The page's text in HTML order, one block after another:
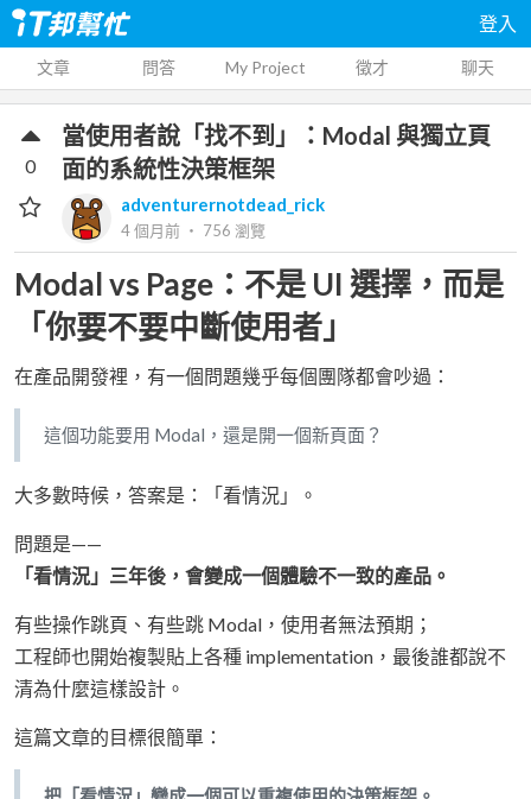
登入
文章 問答 My Project 徵才 聊天
當使用者說「找不到」：Modal 與獨立頁
面的系統性決策框架
adventurernotdead_rick
4 個月前 ‧ 756 瀏覽
0
Modal vs Page：不是 UI 選擇，而是
「你要不要中斷使用者」
在產品開發裡，有一個問題幾乎每個團隊都會吵過：
這個功能要用 Modal，還是開一個新頁面？
大多數時候，答案是：「看情況」。
問題是——
「看情況」三年後，會變成一個體驗不一致的產品。
有些操作跳頁、有些跳 Modal，使用者無法預期；
工程師也開始複製貼上各種 implementation，最後誰都說不
清為什麼這樣設計。
這篇文章的目標很簡單：